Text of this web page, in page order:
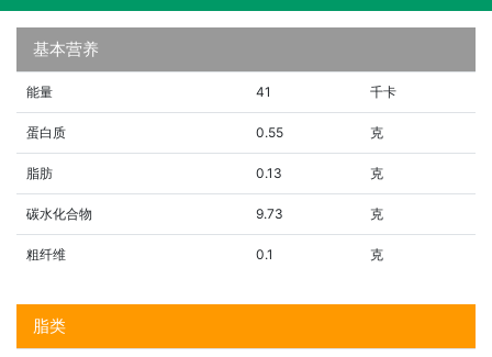
基本营养
能量 41 千卡
蛋白质 0.55 克
脂肪 0.13 克
碳水化合物 9.73 克
粗纤维 0.1 克
脂类